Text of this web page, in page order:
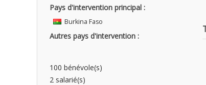
Pays d'intervention principal :
Burkina Faso
Autres pays d'intervention :
100 bénévole(s)
2 salarié(s)